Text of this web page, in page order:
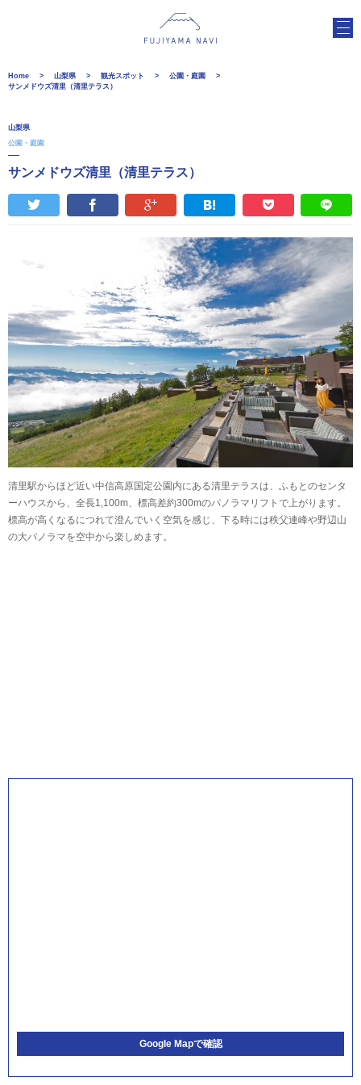
Home 山梨県 観光スポット
公園・庭園
サンメドウズ清里（清里テラス）
山梨県
公園・庭園
サンメドウズ清里（清里テラス）
清里駅からほど近い中信高原国定公園内にある清里テラスは、ふもとのセンタ
ーハウスから、全長1,100m、標高差約300mのパノラマリフトで上がります。
標高が高くなるにつれて澄んでいく空気を感じ、下る時には秩父連峰や野辺山
の大パノラマを空中から楽しめます。
Google Mapで確認